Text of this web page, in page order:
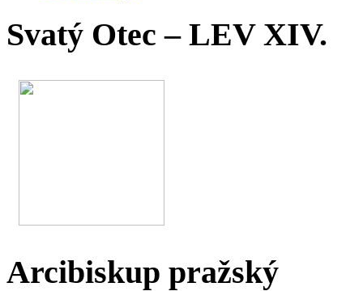
Svatý Otec – LEV XIV.
Arcibiskup pražský